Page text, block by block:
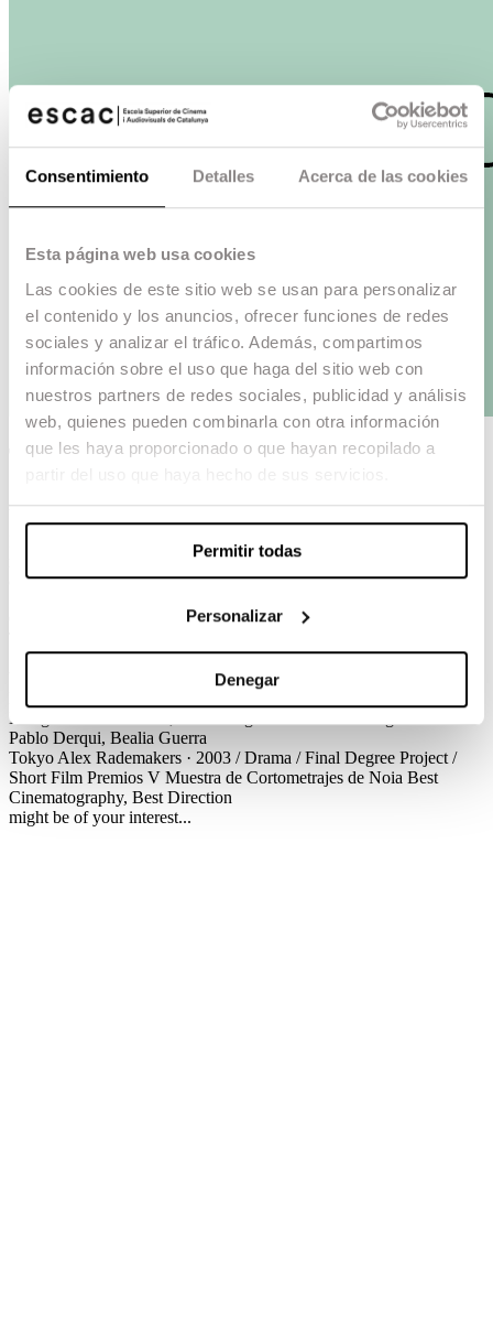
Consentimiento Detalles Acerca de las cookies
Esta página web usa cookies
Las cookies de este sitio web se usan para personalizar
el contenido y los anuncios, ofrecer funciones de redes
sociales y analizar el tráfico. Además, compartimos
información sobre el uso que haga del sitio web con
nuestros partners de redes sociales, publicidad y análisis
web, quienes pueden combinarla con otra información
que les haya proporcionado o que hayan recopilado a
Permitir todas
Personalizar
Denegar
Tokyo
Alex Rademakers / Drama / Final Degree Project / Short Film
If you’ve never been to Tokyo, Tokyo can be anything at all… the
name of a girl, the place you dream of when you close your eyes…
or the title of a story…
Short FilmCréditos ScreenplayAlex Rademakers ProductionCarlos
Cinematography
Design
Pablo Derqui, Bealia Guerra
Tokyo Alex Rademakers · 2003 / Drama / Final Degree Project /
Short Film Premios V Muestra de Cortometrajes de Noia Best
Cinematography, Best Direction
might be of your interest...